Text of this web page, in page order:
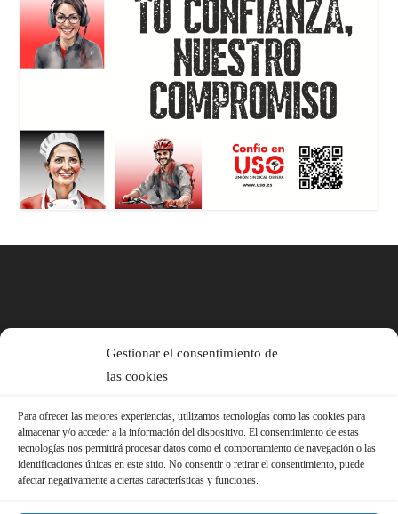
Gestionar el consentimiento de
las cookies
Para ofrecer las mejores experiencias, utilizamos tecnologías como las cookies para
almacenar y/o acceder a la información del dispositivo. El consentimiento de estas
tecnologías nos permitirá procesar datos como el comportamiento de navegación o las
identificaciones únicas en este sitio. No consentir o retirar el consentimiento, puede
afectar negativamente a ciertas características y funciones.